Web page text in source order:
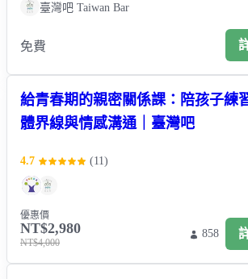
臺灣吧 Taiwan Bar
免費
給青春期的親密關係課：陪孩子練
體界線與情感溝通｜臺灣吧
4.7 (11 )
優惠價
NT$2,980
NT$4,000
858